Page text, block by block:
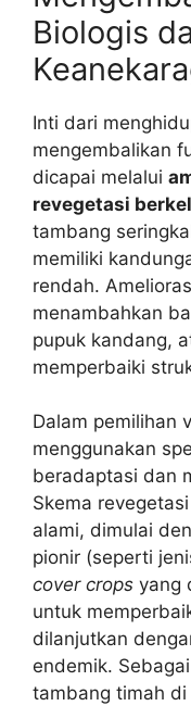
Biologis
Inti dari
mengembalikan
dicapai melalui
revegetasi
tambang
memiliki
rendah.
menambahkan
pupuk kandang,
memperbaiki
Dalam pemilihan
menggunakan
beradaptasi dan
Skema
alami, dimulai
pionir (seperti
cover crops yang
untuk
dilanjutkan
endemik.
tambang timah di